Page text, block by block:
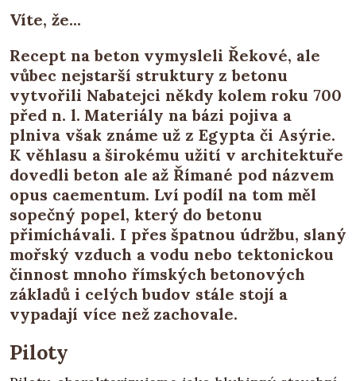
Víte, že...
Recept na beton vymysleli Řekové, ale
vůbec nejstarší struktury z betonu
vytvořili Nabatejci někdy kolem roku 700
před n. l. Materiály na bázi pojiva a
plniva však známe už z Egypta či Asýrie.
K věhlasu a širokému užití v architektuře
dovedli beton ale až Římané pod názvem
opus caementum. Lví podíl na tom měl
sopečný popel, který do betonu
přimíchávali. I přes špatnou údržbu, slaný
mořský vzduch a vodu nebo tektonickou
činnost mnoho římských betonových
základů i celých budov stále stojí a
vypadají více než zachovale.
Piloty